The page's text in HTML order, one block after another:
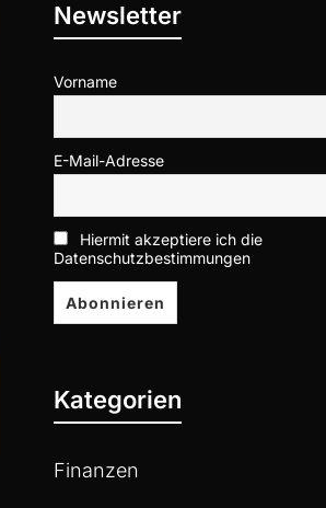
Newsletter
Vorname
E-Mail-Adresse
Hiermit akzeptiere ich die
Datenschutzbestimmungen
Kategorien
Finanzen